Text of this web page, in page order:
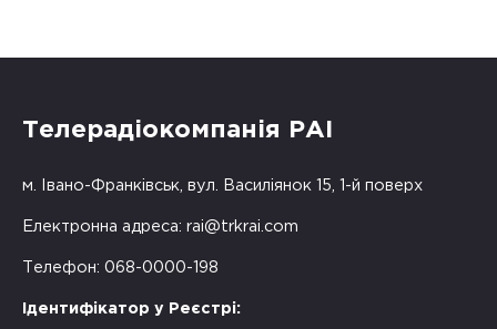
Телерадіокомпанія РАІ
м. Івано-Франківськ, вул. Василіянок 15, 1-й поверх
Електронна адреса: rai@trkrai.com
Телефон: 068-0000-198
Ідентифікатор у Реєстрі: